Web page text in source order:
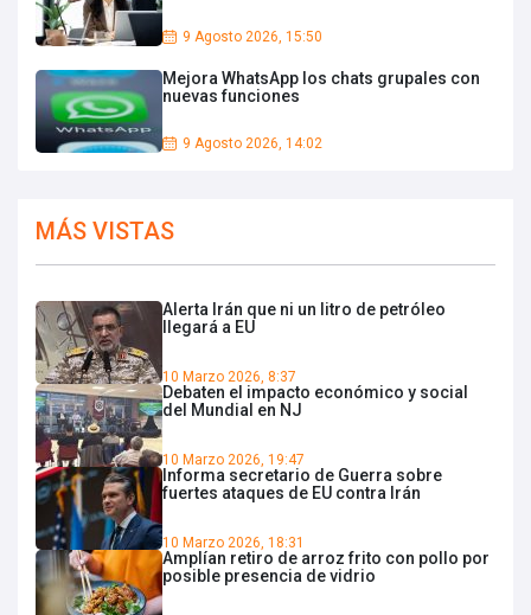
9 Agosto 2026, 15:50
Mejora WhatsApp los chats grupales con
nuevas funciones
9 Agosto 2026, 14:02
MÁS VISTAS
Alerta Irán que ni un litro de petróleo
llegará a EU
10 Marzo 2026, 8:37
Debaten el impacto económico y social
del Mundial en NJ
10 Marzo 2026, 19:47
Informa secretario de Guerra sobre
fuertes ataques de EU contra Irán
10 Marzo 2026, 18:31
Amplían retiro de arroz frito con pollo por
posible presencia de vidrio